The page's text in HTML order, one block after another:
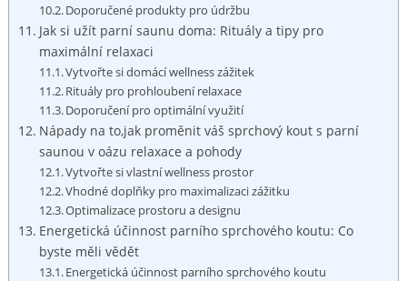
Doporučené produkty pro údržbu
Jak si užít parní saunu doma: Rituály a tipy pro
maximální relaxaci
Vytvořte si domácí wellness zážitek
Rituály pro prohloubení relaxace
Doporučení pro optimální využití
Nápady na to,jak proměnit váš sprchový kout s parní
saunou v oázu relaxace a pohody
Vytvořte si vlastní wellness prostor
Vhodné doplňky pro maximalizaci zážitku
Optimalizace prostoru a designu
Energetická účinnost parního sprchového koutu: Co
byste měli vědět
Energetická účinnost parního sprchového koutu